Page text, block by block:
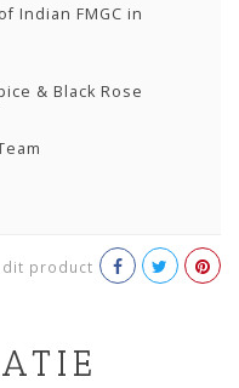
Indian FMGC in
& Black Rose
dit product